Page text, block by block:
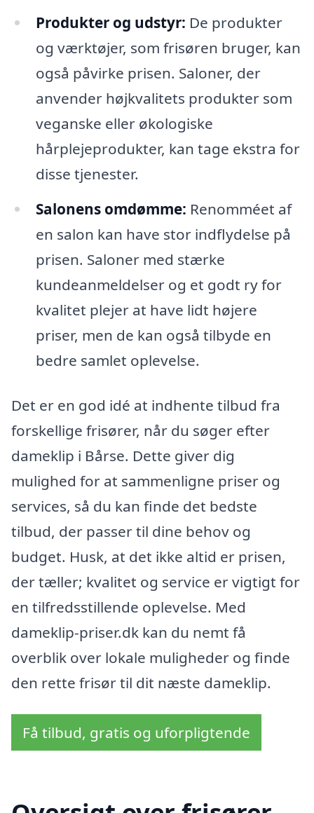
Produkter og udstyr: De produkter
og værktøjer, som frisøren bruger, kan
også påvirke prisen. Saloner, der
anvender højkvalitets produkter som
veganske eller økologiske
hårplejeprodukter, kan tage ekstra for
disse tjenester.
Salonens omdømme: Renomméet af
en salon kan have stor indflydelse på
prisen. Saloner med stærke
kundeanmeldelser og et godt ry for
kvalitet plejer at have lidt højere
priser, men de kan også tilbyde en
bedre samlet oplevelse.
Det er en god idé at indhente tilbud fra
forskellige frisører, når du søger efter
dameklip i Bårse. Dette giver dig
mulighed for at sammenligne priser og
services, så du kan finde det bedste
tilbud, der passer til dine behov og
budget. Husk, at det ikke altid er prisen,
der tæller; kvalitet og service er vigtigt for
en tilfredsstillende oplevelse. Med
dameklip-priser.dk kan du nemt få
overblik over lokale muligheder og finde
den rette frisør til dit næste dameklip.
Få tilbud, gratis og uforpligtende